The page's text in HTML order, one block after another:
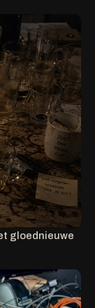
gloednieuwe